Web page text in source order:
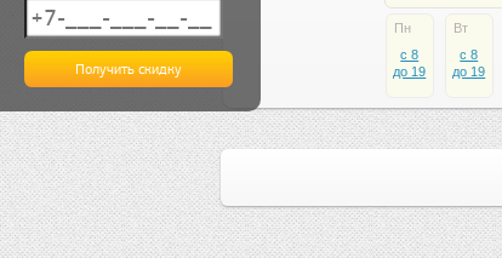
Пн
c 8
до 19
Вт
c 8
до 19